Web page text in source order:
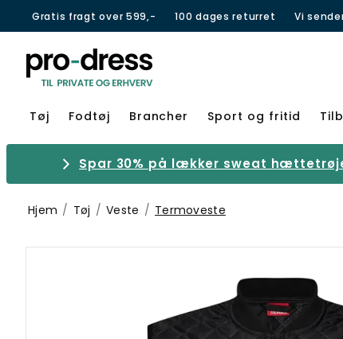
Gratis fragt over 599,- 100 dages returret Vi
Tøj Fodtøj Brancher Sport og fritid
Spar 30% på lækker sweat
Hjem Tøj Veste Termoveste